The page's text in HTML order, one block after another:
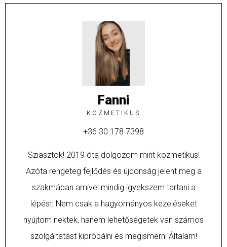
Fanni
KOZMETIKUS
+36 30 178 7398
Sziasztok! 2019 óta dolgozom mint kozmetikus!
Azóta rengeteg fejlődés és újdonság jelent meg a
szakmában amivel mindig igyekszem tartani a
lépést! Nem csak a hagyományos kezeléseket
nyújtom nektek, hanem lehetőségetek van számos
szolgáltatást kipróbálni és megismerni Általam!